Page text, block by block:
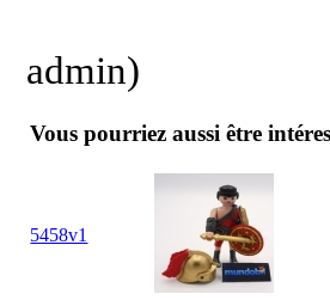
admin)
Vous pourriez aussi être
5458v1